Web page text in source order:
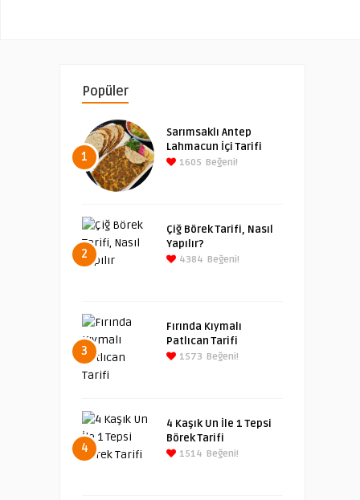
Popüler
1
Sarımsaklı Antep
Lahmacun İçi Tarifi
1605 Beğeni!
2
Çiğ Börek Tarifi, Nasıl
Yapılır?
4384 Beğeni!
3
Fırında Kıymalı
Patlıcan Tarifi
1573 Beğeni!
4
4 Kaşık Un İle 1 Tepsi
Börek Tarifi
1514 Beğeni!